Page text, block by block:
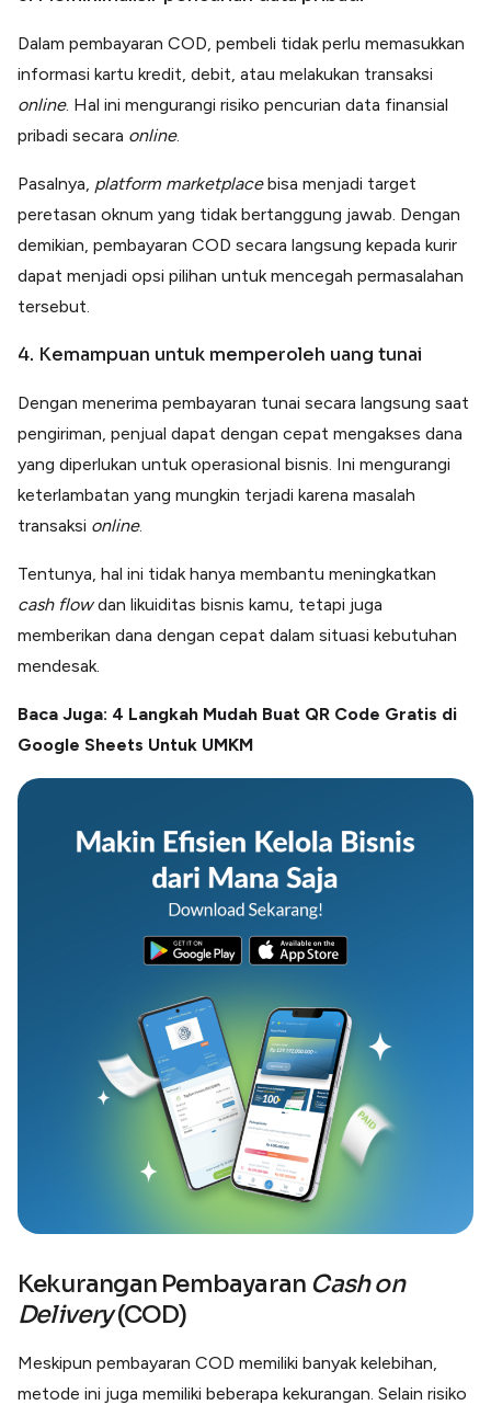
Dalam pembayaran COD, pembeli tidak perlu memasukkan
informasi kartu kredit, debit, atau melakukan transaksi
online. Hal ini mengurangi risiko pencurian data finansial
pribadi secara online.
Pasalnya, platform marketplacebisa menjadi target
peretasan oknum yang tidak bertanggung jawab. Dengan
demikian, pembayaran COD secara langsung kepada kurir
dapat menjadi opsi pilihan untuk mencegah permasalahan
tersebut.
4. Kemampuan untuk memperoleh uang tunai
Dengan menerima pembayaran tunai secara langsung saat
pengiriman, penjual dapat dengan cepat mengakses dana
yang diperlukan untuk operasional bisnis. Ini mengurangi
keterlambatan yang mungkin terjadi karena masalah
transaksi online.
Tentunya, hal ini tidak hanya membantu meningkatkan
cash flowdan likuiditas bisnis kamu, tetapi juga
memberikan dana dengan cepat dalam situasi kebutuhan
mendesak.
Baca Juga: 4 Langkah Mudah Buat QR Code Gratis di
Google Sheets Untuk UMKM
Kekurangan Pembayaran Cash on
Delivery(COD)
Meskipun pembayaran COD memiliki banyak kelebihan,
metode ini juga memiliki beberapa kekurangan. Selain risiko